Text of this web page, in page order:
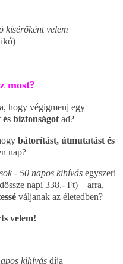
kísérőként velem
most?
hogy végigmenj egy
és biztonságot ad?
bátorítást, útmutatást és
nap?
- 50 napos kihívás egyszeri
napi 338,- Ft) – arra,
váljanak az életedben?
velem!
kihívás díja